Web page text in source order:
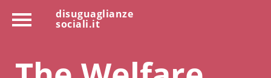
disuguaglianze
sociali.it